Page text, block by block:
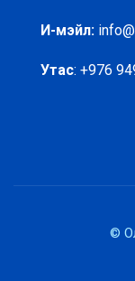
И-мэйл:
Утас: +976
©